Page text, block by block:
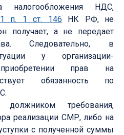
налогообложения НДС,
п. 1 ст. 146 НК РФ, не
получает, а не передает
Следовательно, в
у организации-
прав на
обязанность по
требования,
реализации СМР, либо на
с полученной суммы